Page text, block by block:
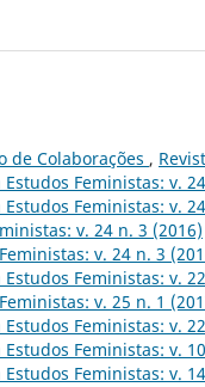
de Colaborações ,
Estudos Feministas: v.
Estudos Feministas: v.
v. 24 n. 3 (2016)
v. 24 n. 3
Estudos Feministas: v.
v. 25 n. 1
Estudos Feministas: v.
Estudos Feministas: v.
Estudos Feministas: v.